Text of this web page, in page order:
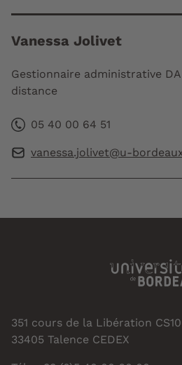
Vanessa Jolivet
Gestionnaire administrative
distance
05 40 00 64 51
vanessa.jolivet@u-
351 cours de la Libération
33405 Talence CEDEX